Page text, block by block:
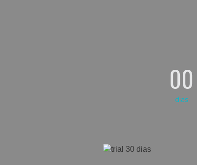
00
dias